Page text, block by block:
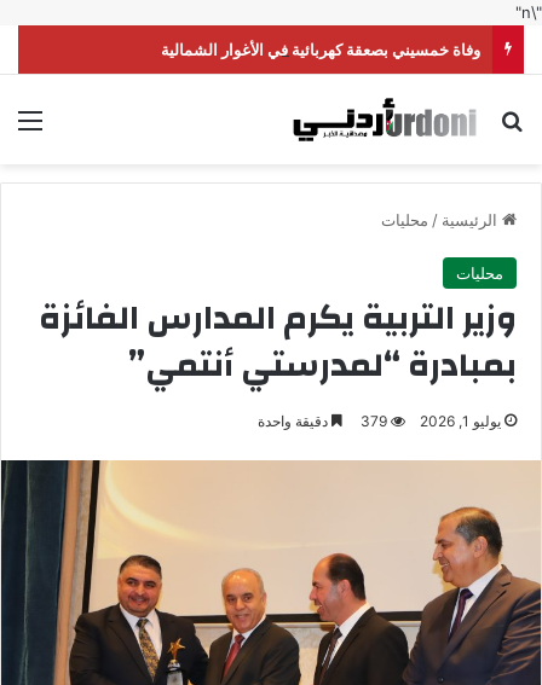
"\n"
وفاة خمسيني بصعقة كهربائية في الأغوار الشمالية
بحث عن
الرئيسية / محليات
محليات
وزير التربية يكرم المدارس الفائزة
بمبادرة “لمدرستي أنتمي”
يوليو 1, 2026 379 دقيقة واحدة